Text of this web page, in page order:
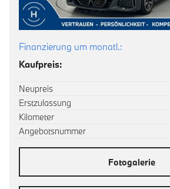
Finanzierung um monatl.:
Kaufpreis:
Neupreis
Erstzulassung
Kilometer
Angebotsnummer
Fotogalerie